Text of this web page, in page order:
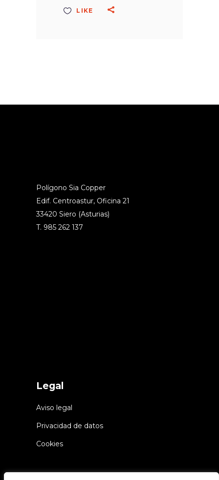
LIKE
Polígono Sia Copper
Edif. Centroastur, Oficina 21
33420 Siero (Asturias)
T. 985 262 137
Legal
Aviso legal
Privacidad de datos
Cookies